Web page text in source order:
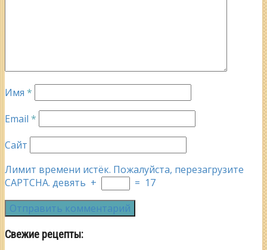
Имя *
Email *
Сайт
Лимит времени истёк. Пожалуйста, перезагрузите
CAPTCHA. девять + = 17
Свежие рецепты: